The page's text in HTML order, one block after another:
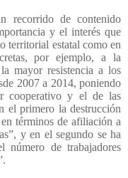
recorrido de contenido
y el interés que
territorial estatal como en
por ejemplo, a la
mayor resistencia a los
2007 a 2014, poniendo
cooperativo y el de las
el primero la destrucción
términos de afiliación a
y en el segundo se ha
número de trabajadores